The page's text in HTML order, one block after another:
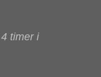
timer i